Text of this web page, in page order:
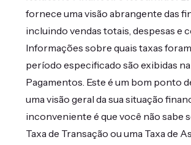
fornece uma visão abrangente das
incluindo vendas totais, despesas e
Informações sobre quais taxas
período especificado são exibidas
Pagamentos. Este é um bom ponto
uma visão geral da sua situação
inconveniente é que você não sabe
Taxa de Transação ou uma Taxa de